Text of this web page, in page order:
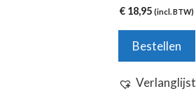
0
v
5
€ 18,95 (incl. BTW)
Bestellen
Verlanglijst